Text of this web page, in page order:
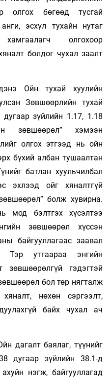
олгох бөгөөд тусгай
эсхүл тухайн нутаг
олгохоор
болдог чухал заалт
Ойн тухай хуулийн
Зөвшөөрлийн тухай
зүйлийн 1.17, 1.18
зөвшөөрөл” хэмээн
олгох этгээд нь ойн
бүхий албан тушаалтан
батлан хуульчилбал
эхлээд ойг хяналтгүй
болж хувирна.
мод бэлтгэх хүсэлтээ
зөвшөөрөл хүссэн
байгууллагаас заавал
Тэр утгаараа энгийн
зөвшөөрөлгүй гэдэгтэй
бол төр нягталж
нөхөн сэргээлт,
байх чухал ач
дагалт баялаг, түүнийг
дугаар зүйлийн 38.1-д
нэгж, байгууллагад